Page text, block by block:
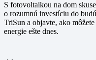
S fotovoltaikou na dom
o rozumnú investíciu do
TriSun a objavte, ako
energie ešte dnes.